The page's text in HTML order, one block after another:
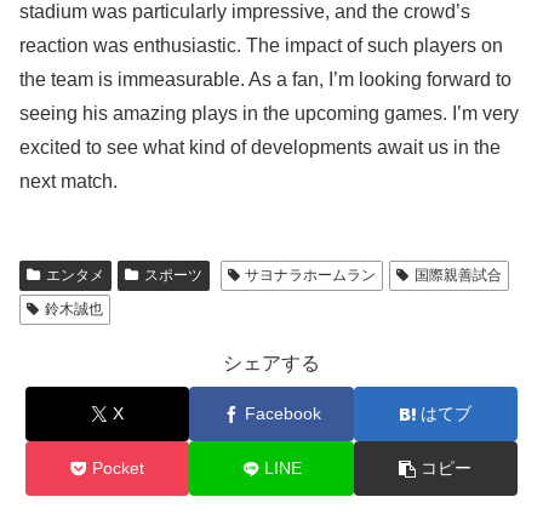
stadium was particularly impressive, and the crowd’s
reaction was enthusiastic. The impact of such players on
the team is immeasurable. As a fan, I’m looking forward to
seeing his amazing plays in the upcoming games. I’m very
excited to see what kind of developments await us in the
next match.
エンタメ スポーツ サヨナラホームラン
国際親善試合
鈴木誠也
シェアする
X Facebook はてブ
Pocket LINE コピー